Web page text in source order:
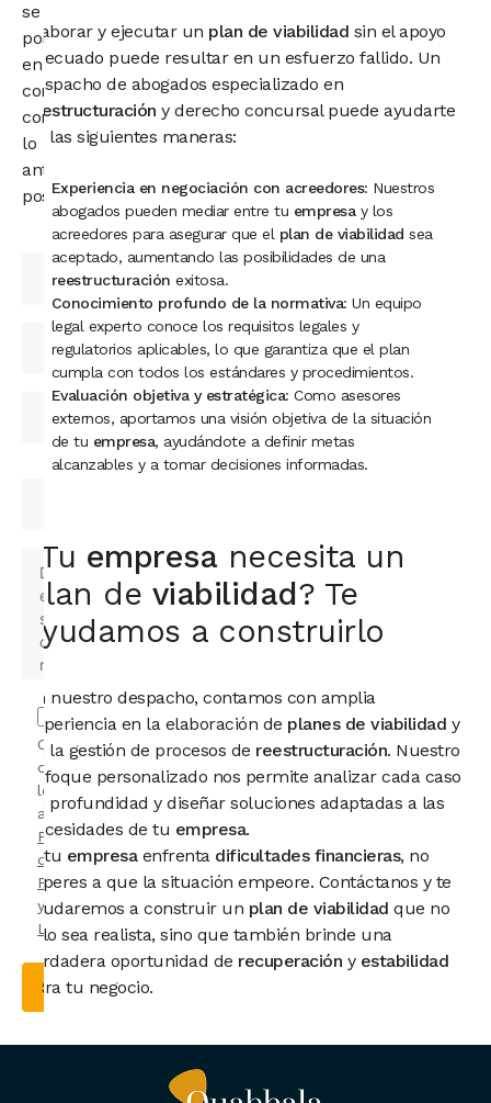
Elaborar y ejecutar un plan de viabilidad sin el apoyo
adecuado puede resultar en un esfuerzo fallido. Un
despacho de abogados especializado en
reestructuración y derecho concursal puede ayudarte
de las siguientes maneras:
Experiencia en negociación con acreedores: Nuestros
abogados pueden mediar entre tu empresay los
acreedores para asegurar que el plan de viabilidad sea
aceptado, aumentando las posibilidades de una
reestructuración exitosa.
Conocimiento profundo de la normativa: Un equipo
legal experto conoce los requisitos legales y
regulatorios aplicables, lo que garantiza que el plan
cumpla con todos los estándares y procedimientos.
Evaluación objetiva y estratégica: Como asesores
externos, aportamos una visión objetiva de la situación
de tu empresa, ayudándote a definir metas
alcanzables y a tomar decisiones informadas.
¿Tu empresanecesita un
plan de viabilidad? Te
ayudamos a construirlo
En nuestro despacho, contamos con amplia
experiencia en la elaboración de planes de viabilidad y
en la gestión de procesos de reestructuración. Nuestro
enfoque personalizado nos permite analizar cada caso
en profundidad y diseñar soluciones adaptadas a las
necesidades de tu empresa.
Si tu empresaenfrenta dificultades financieras, no
esperes a que la situación empeore. Contáctanos y te
ayudaremos a construir un plan de viabilidad que no
solo sea realista, sino que también brinde una
verdadera oportunidad de recuperación y estabilidad
para tu negocio.
se
pondrá
en
contacto
contigo
lo
antes
posible.
Confirmo
que he
leído y
acepto la
Política
de
Privacidad
y elAviso
Legal.